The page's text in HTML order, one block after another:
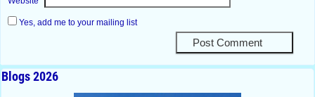
Yes, add me to your mailing list
Blogs 2026